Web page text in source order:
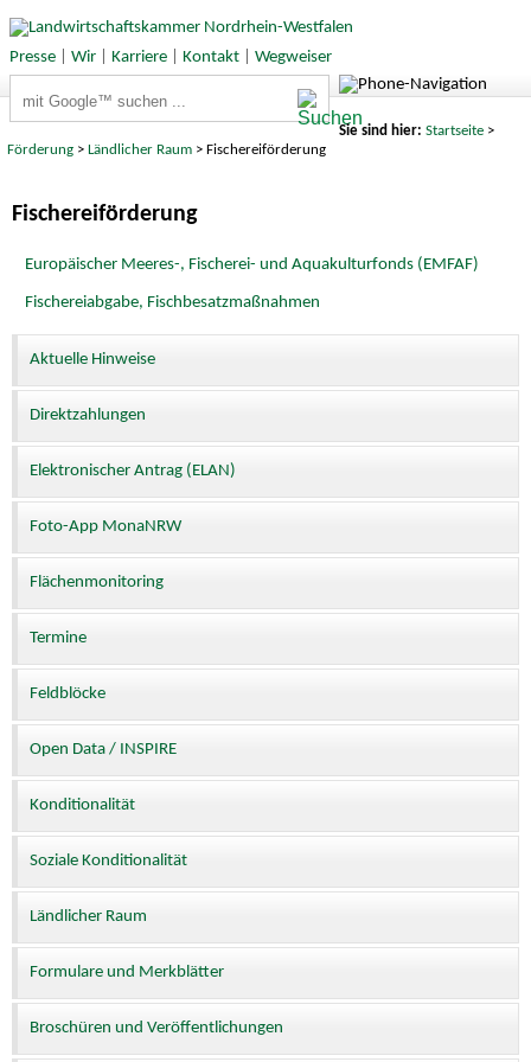
Presse| Wir| Karriere| Kontakt| Wegweiser
Sie sind hier: Startseite>
Förderung >Ländlicher Raum > Fischereiförderung
Fischereiförderung
Europäischer Meeres-, Fischerei- und Aquakulturfonds (EMFAF)
Fischereiabgabe, Fischbesatzmaßnahmen
Aktuelle Hinweise
Direktzahlungen
Elektronischer Antrag (ELAN)
Foto-App MonaNRW
Flächenmonitoring
Termine
Feldblöcke
Open Data / INSPIRE
Konditionalität
Soziale Konditionalität
Ländlicher Raum
Formulare und Merkblätter
Broschüren und Veröffentlichungen